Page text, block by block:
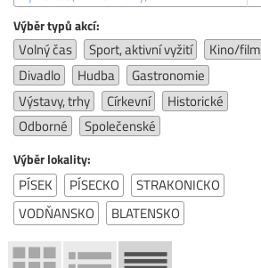
Výběr typů akcí:
Volný čas Sport, aktivní vyžití
Kino/film
Divadlo
Hudba
Gastronomie
Výstavy, trhy
Církevní
Historické
Odborné
Společenské
Výběr lokality:
PÍSEK PÍSECKO
STRAKONICKO
VODŇANSKO
BLATENSKO